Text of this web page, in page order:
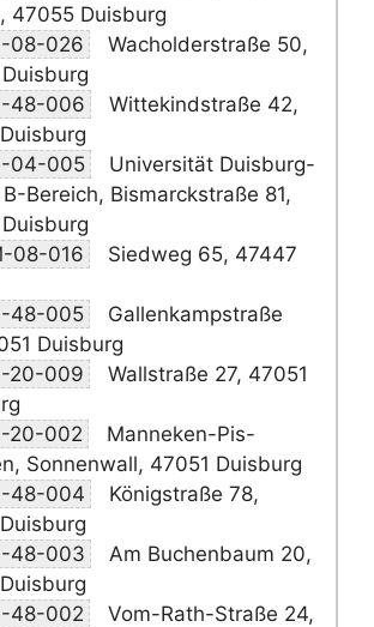
47055 Duisburg
08-026
Wacholderstraße 50,
48-006
Wittekindstraße 42,
04-005
Universität Duisburg-
B-Bereich, Bismarckstraße 81,
08-016
Siedweg 65, 47447
48-005
Gallenkampstraße
Duisburg
20-009
Wallstraße 27, 47051
20-002
Manneken-Pis-
Sonnenwall, 47051 Duisburg
48-004
Königstraße 78,
48-003
Am Buchenbaum 20,
48-002
Vom-Rath-Straße 24,